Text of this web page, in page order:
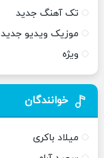
تک آهنگ جدید
موزیک ویدیو جدید
ویژه
خوانندگان
میلاد باکری